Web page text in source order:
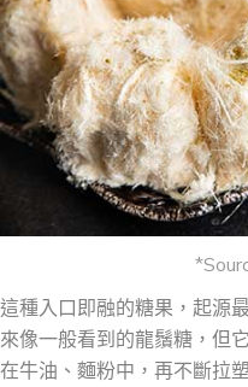
這種入口即融的糖果 ，起源
來像一般看到的龍鬚糖，但它
在牛油、麵粉中，再不斷拉